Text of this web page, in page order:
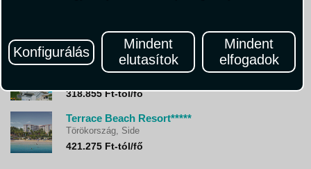
Konfigurálás
Mindent
elutasítok
Mindent
elfogadok
359.610 Ft-tól/fő
Terrace Elite Resort*****
318.855 Ft-tól/fő
Terrace Beach Resort*****
Törökország, Side
421.275 Ft-tól/fő